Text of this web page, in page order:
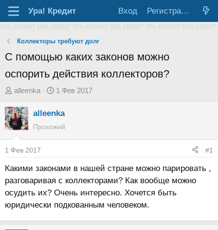
Ура! Кредит Вход Регистрация
Коллекторы требуют долг
С помощью каких законов можно
оспорить действия коллекторов?
А
т
о
р
т
е
м
ы
alleenka
Д
т
а
ч
а
л
а
1 Фев 2017
alleenka
Прохожий
1 Фев 2017 #1
Какими законами в нашей стране можно парировать ,
разговаривая с коллекторами? Как вообще можно
осудить их? Очень интересно. Хочется быть
юридически подкованным человеком.